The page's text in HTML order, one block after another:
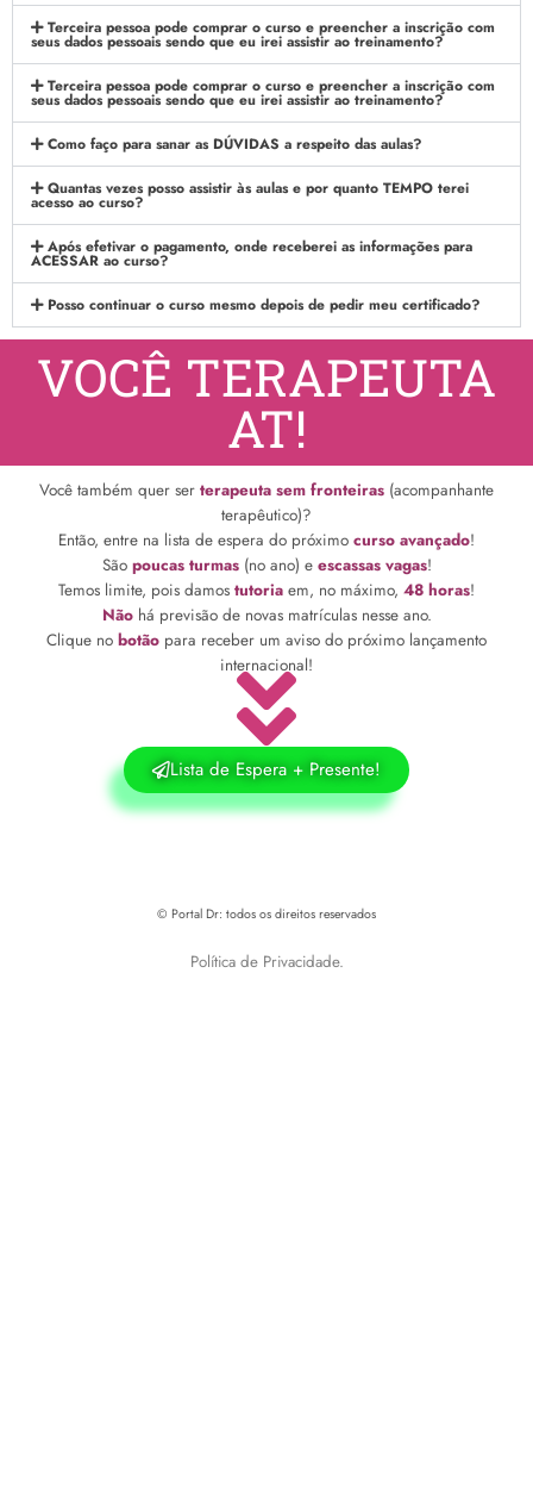
Terceira pessoa pode comprar o curso e preencher a inscrição com
seus dados pessoais sendo que eu irei assistir ao treinamento?
Terceira pessoa pode comprar o curso e preencher a inscrição com
seus dados pessoais sendo que eu irei assistir ao treinamento?
Como faço para sanar as DÚVIDAS a respeito das aulas?
Quantas vezes posso assistir às aulas e por quanto TEMPO terei
acesso ao curso?
Após efetivar o pagamento, onde receberei as informações para
ACESSAR ao curso?
Posso continuar o curso mesmo depois de pedir meu certificado?
VOCÊ TERAPEUTA
AT!
Você também quer ser terapeuta sem fronteiras (acompanhante
terapêutico)?
Então, entre na lista de espera do próximo curso avançado!
São poucas turmas(no ano) e escassas vagas!
Temos limite, pois damos tutoria em, no máximo, 48 horas!
Não há previsão de novas matrículas nesse ano.
Clique no botão para receber um aviso do próximo lançamento
internacional!
Lista de Espera + Presente!
© Portal Dr: todos os direitos reservados
Política de Privacidade.